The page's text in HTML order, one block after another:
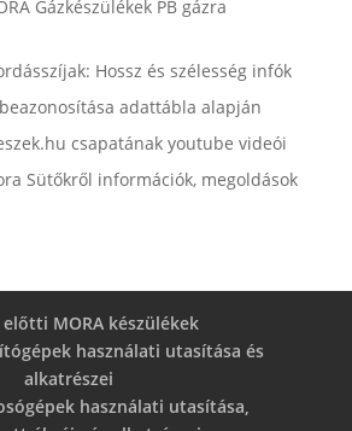
Gázkészülékek PB gázra
Hossz és szélesség infók
adattábla alapján
csapatának youtube videói
Sütőkről információk, megoldások
MORA készülékek
használati utasítása és
alkatrészei
használati utasítása,